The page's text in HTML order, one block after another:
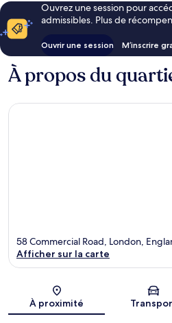
Ouvrez une session pour
admissibles. Plus de
Ouvrir une session M’inscrire
À propos du
Carte
58 Commercial Road, London,
Afficher sur la carte
À proximité